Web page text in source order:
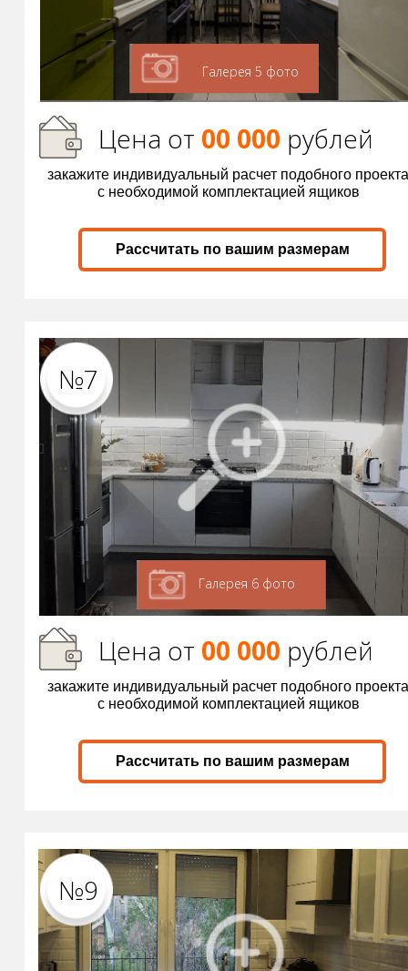
№9
Рассчитать по вашим размерам
Цена от 00 000 рублей
№7
Галерея 6 фото
Галерея 5 фото
Цена от 00 000 рублей
закажите индивидуальный расчет подобного проекта
с необходимой комплектацией ящиков
закажите индивидуальный расчет подобного проекта
с необходимой комплектацией ящиков
Рассчитать по вашим размерам